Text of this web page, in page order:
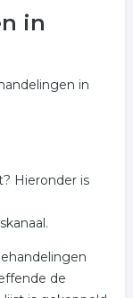
in
in
Hieronder is
de